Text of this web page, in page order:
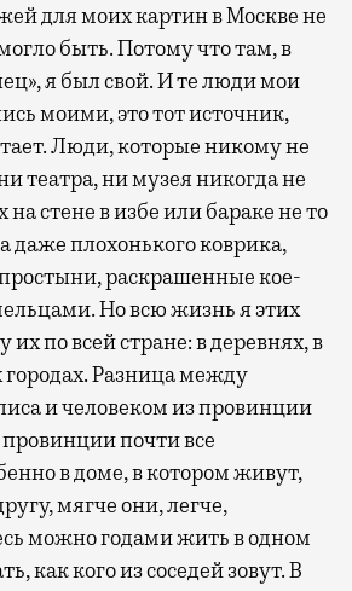
для моих картин в Москве не
быть. Потому что там, в
я был свой. И те люди мои
моими, это тот источник,
Люди, которые никому не
театра, ни музея никогда не
стене в избе или бараке не то
даже плохонького коврика,
раскрашенные кое-
Но всю жизнь я этих
по всей стране: в деревнях, в
Разница между
и человеком из провинции
почти все
в доме, в котором живут,
мягче они, легче,
можно годами жить в одном
как кого из соседей зовут. В